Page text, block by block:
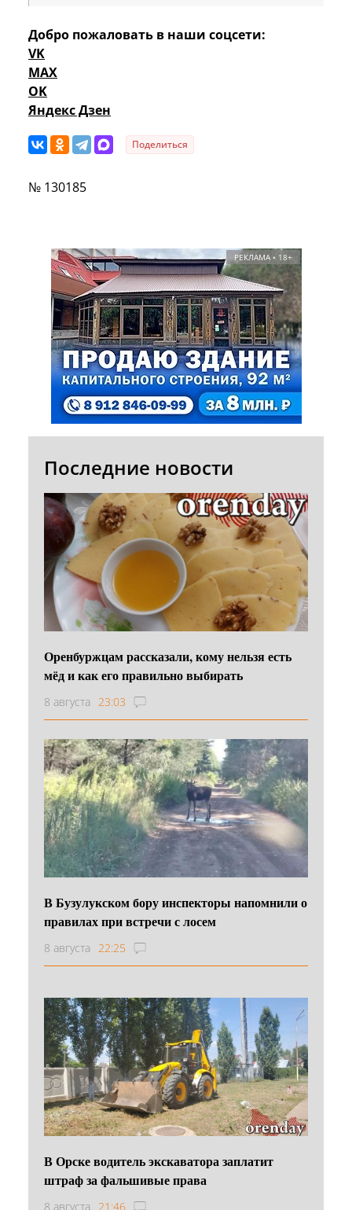
Добро пожаловать в наши соцсети:
VK
MAX
OK
Яндекс Дзен
Поделиться
№ 130185
РЕКЛАМА • 18+
Последние новости
Оренбуржцам рассказали, кому нельзя есть
мёд и как его правильно выбирать
8 августа 23:03
В Бузулукском бору инспекторы напомнили о
правилах при встречи с лосем
8 августа 22:25
В Орске водитель экскаватора заплатит
штраф за фальшивые права
8 августа 21:46